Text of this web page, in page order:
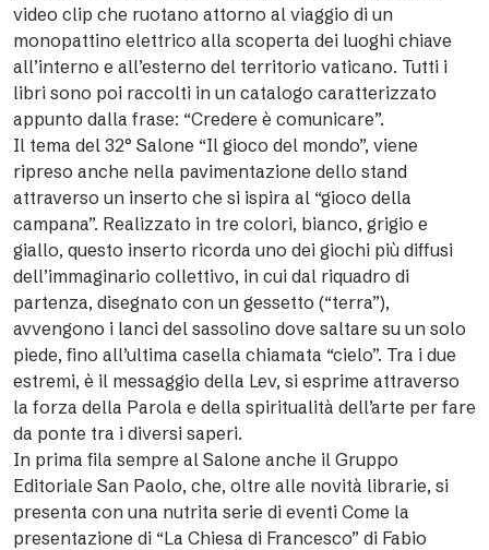
video clip che ruotano attorno al viaggio di un
monopattino elettrico alla scoperta dei luoghi chiave
all’interno e all’esterno del territorio vaticano. Tutti i
libri sono poi raccolti in un catalogo caratterizzato
appunto dalla frase: “Credere è comunicare”.
Il tema del 32° Salone “Il gioco del mondo”, viene
ripreso anche nella pavimentazione dello stand
attraverso un inserto che si ispira al “gioco della
campana”. Realizzato in tre colori, bianco, grigio e
giallo, questo inserto ricorda uno dei giochi più diffusi
dell’immaginario collettivo, in cui dal riquadro di
partenza, disegnato con un gessetto (“terra”),
avvengono i lanci del sassolino dove saltare su un solo
piede, fino all’ultima casella chiamata “cielo”. Tra i due
estremi, è il messaggio della Lev, si esprime attraverso
la forza della Parola e della spiritualità dell’arte per fare
da ponte tra i diversi saperi.
In prima fila sempre al Salone anche il Gruppo
Editoriale San Paolo, che, oltre alle novità librarie, si
presenta con una nutrita serie di eventi Come la
presentazione di “La Chiesa di Francesco” di Fabio